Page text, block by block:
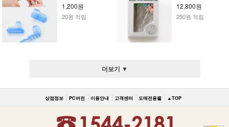
1,200원
20원 적립
12,800원
250원 적립
더보기 ▼
상점정보 PC버전 이용안내 고객센터 도매전용몰 ▲TOP